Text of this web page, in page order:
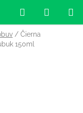
Hľadať
KOŠÍK
/ Čierna
150ml